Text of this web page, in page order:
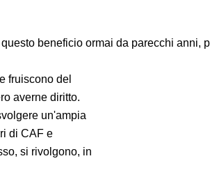
beneficio ormai da parecchi anni,
fruiscono del
averne diritto.
un'ampia
di CAF e
si rivolgono, in